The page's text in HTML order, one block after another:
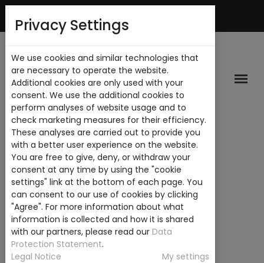
Privacy Settings
We use cookies and similar technologies that
are necessary to operate the website.
Additional cookies are only used with your
consent. We use the additional cookies to
perform analyses of website usage and to
check marketing measures for their efficiency.
These analyses are carried out to provide you
with a better user experience on the website.
You are free to give, deny, or withdraw your
consent at any time by using the "cookie
settings" link at the bottom of each page. You
can consent to our use of cookies by clicking
"Agree". For more information about what
information is collected and how it is shared
with our partners, please read our Data
Protection Statement.
Legal Notice
My settings